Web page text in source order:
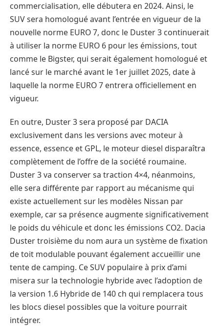
commercialisation, elle débutera en 2024. Ainsi, le
SUV sera homologué avant l’entrée en vigueur de la
nouvelle norme EURO 7, donc le Duster 3 continuerait
à utiliser la norme EURO 6 pour les émissions, tout
comme le Bigster, qui serait également homologué et
lancé sur le marché avant le 1er juillet 2025, date à
laquelle la norme EURO 7 entrera officiellement en
vigueur.
En outre, Duster 3 sera proposé par DACIA
exclusivement dans les versions avec moteur à
essence, essence et GPL, le moteur diesel disparaîtra
complètement de l’offre de la société roumaine.
Duster 3 va conserver sa traction 4×4, néanmoins,
elle sera différente par rapport au mécanisme qui
existe actuellement sur les modèles Nissan par
exemple, car sa présence augmente significativement
le poids du véhicule et donc les émissions CO2. Dacia
Duster troisième du nom aura un système de fixation
de toit modulable pouvant également accueillir une
tente de camping. Ce SUV populaire à prix d’ami
misera sur la technologie hybride avec l’adoption de
la version 1.6 Hybride de 140 ch qui remplacera tous
les blocs diesel possibles que la voiture pourrait
intégrer.